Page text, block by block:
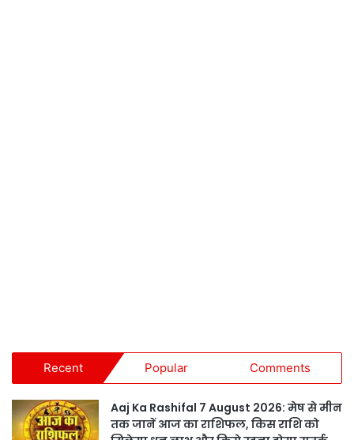
Recent Popular Comments
Aaj Ka Rashifal 7 August 2026: मेष से मीन
तक जानें आज का राशिफल, किस राशि को